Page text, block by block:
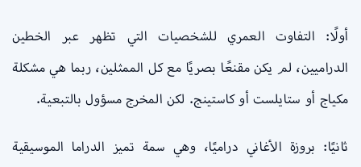
أولًا: التفاوت العمري للشخصيات التي تظهر عبر الخطين
الدراميين، لم يكن مقنعًا بصريًا مع كل الممثلين، ربما هي مشكلة
مكياج أو ستايلست أو كاستينج. لكن المخرج مسؤول بالتبعية.
ثانيًا: بروزة الأغاني دراميًا، وهي سمة تميز الدراما الموسيقية